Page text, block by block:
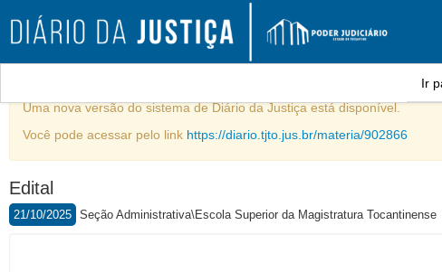
Ir
Uma nova versão do sistema de Diário da Justiça está disponível.
Você pode acessar pelo link https://diario.tjto.jus.br/materia/902866
Edital
21/10/2025 Seção Administrativa\Escola Superior da Magistratura Tocantinense